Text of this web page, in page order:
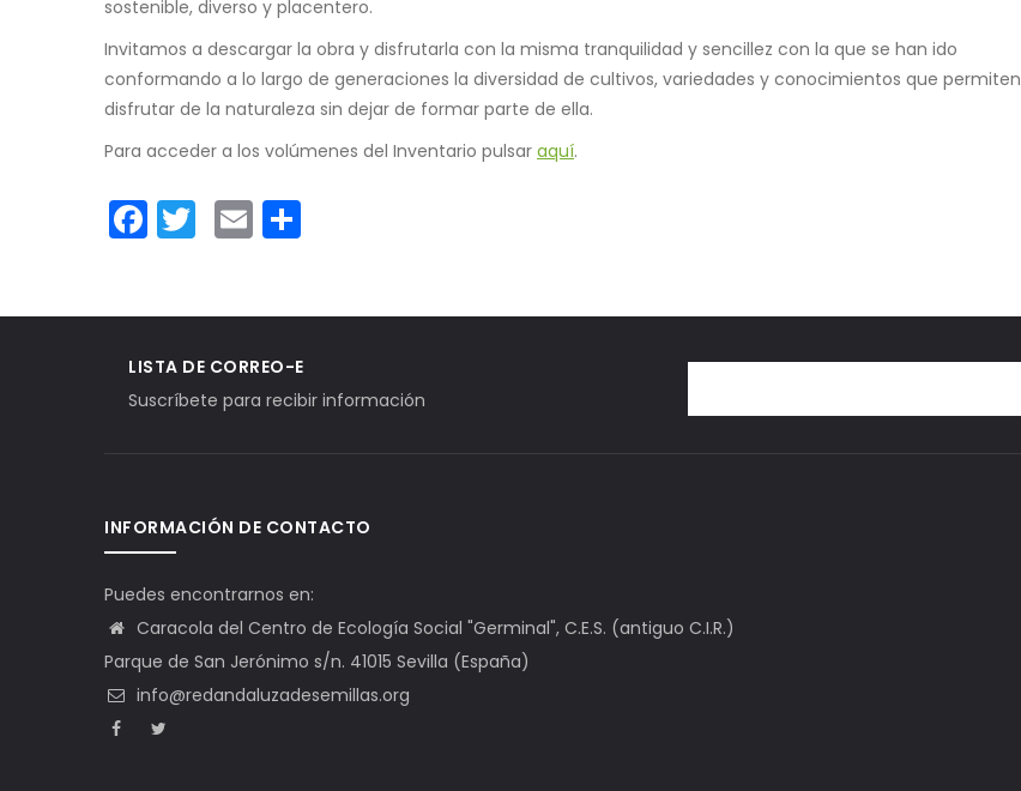
sostenible, diverso y placentero.
Invitamos a descargar la obra y disfrutarla con la misma tranquilidad y sencillez con la que se han ido
conformando a lo largo de generaciones la diversidad de cultivos, variedades y conocimientos que permiten
disfrutar de la naturaleza sin dejar de formar parte de ella.
Para acceder a los volúmenes del Inventario pulsar aquí.
Facebook
Twitter
Email
LISTA DE CORREO-E
Suscríbete para recibir información
INFORMACIÓN DE CONTACTO
Puedes encontrarnos en:
Caracola del Centro de Ecología Social "Germinal", C.E.S. (antiguo C.I.R.)
Parque de San Jerónimo s/n. 41015 Sevilla (España)
info@redandaluzadesemillas.org